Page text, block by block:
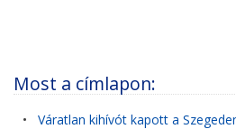
Most a címlapon:
• Váratlan kihívót kapott a